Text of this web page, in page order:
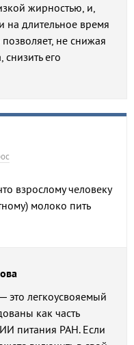
жирностью, и,
на длительное время
не снижая
его
взрослому человеку
молоко пить
легкоусвояемый
как часть
питания РАН. Если